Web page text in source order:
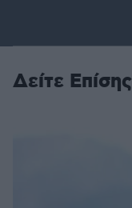
Δείτε Επίσης